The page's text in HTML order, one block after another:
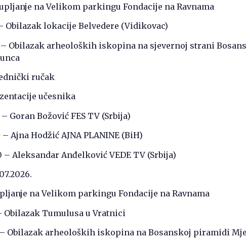
na Velikom parkingu Fondacije na Ravnama
– Obilazak lokacije Belvedere (Vidikovac)
– Obilazak arheoloških iskopina na sjevernoj strani
ručak
učesnika
– Goran Božović FES TV (Srbija)
– Ajna Hodžić AJNA PLANINE (BiH)
– Aleksandar Anđelković VEDE TV (Srbija)
na Velikom parkingu Fondacije na Ravnama
– Obilazak Tumulusa u Vratnici
– Obilazak arheoloških iskopina na Bosanskoj piramidi